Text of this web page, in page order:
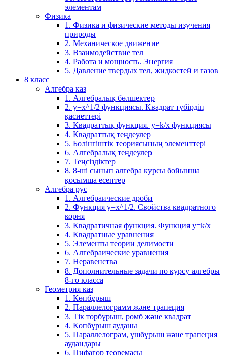
элементам
Физика
1. Физика и физические методы изучения
природы
2. Механическое движение
3. Взаимодействие тел
4. Работа и мощность. Энергия
5. Давление твердых тел, жидкостей и газов
8 класс
Алгебра каз
1. Алгебралық бөлшектер
2. у=х^1/2 функциясы. Квадрат түбірдің
қасиеттері
3. Квадраттық функция. у=k/x функциясы
4. Квадраттық теңдеулер
5. Бөлінгіштік теориясының элементтері
6. Алгебралық теңдеулер
7. Теңсіздіктер
8. 8-ші сынып алгебра курсы бойынша
қосымша есептер
Алгебра рус
1. Алгебраические дроби
2. Функция y=x^1/2. Свойства квадратного
корня
3. Квадратичная функция. Функция у=k/x
4. Квадратные уравнения
5. Элементы теории делимости
6. Алгебраические уравнения
7. Неравенства
8. Дополнительные задачи по курсу алгебры
8-го класса
Геометрия каз
1. Көпбұрыш
2. Параллелограмм және трапеция
3. Тік төрбұрыш, ромб және квадрат
4. Көпбұрыш ауданы
5. Параллелограм, үшбұрыш және трапеция
аудандары
6. Пифагор теоремасы